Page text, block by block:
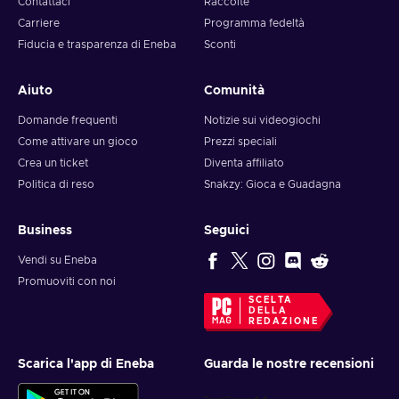
Come riscattare un codice Blizzard?
Accedi al tuo account Blizzard sulla pagina web Battle.net;
Inserisci il codice e fai clic su Riscatta per completare il
processo;
Gli articoli acquistati sono stati aggiunti al tuo account!
Carriere
Fiducia e trasparenza di Eneba
Programma fedeltà
Sconti
Aiuto
Domande frequenti
Come attivare un gioco
Crea un ticket
Politica di reso
Comunità
Notizie sui videogiochi
Prezzi speciali
Diventa affiliato
Snakzy: Gioca e Guadagna
Business
Vendi su Eneba
Promuoviti con noi
Seguici
SCELTA
DELLA
REDAZIONE
Scarica l'app di Eneba Guarda le nostre recensioni